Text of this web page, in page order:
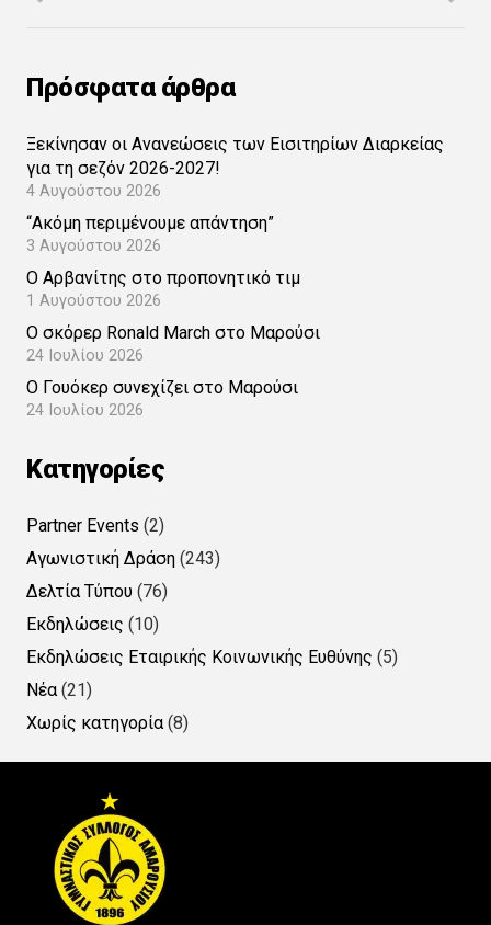
Πρόσφατα άρθρα
Ξεκίνησαν οι Ανανεώσεις των Εισιτηρίων Διαρκείας
για τη σεζόν 2026-2027!
4 Αυγούστου 2026
“Ακόμη περιμένουμε απάντηση”
3 Αυγούστου 2026
Ο Αρβανίτης στο προπονητικό τιμ
1 Αυγούστου 2026
Ο σκόρερ Ronald March στο Μαρούσι
24 Ιουλίου 2026
Ο Γουόκερ συνεχίζει στο Μαρούσι
24 Ιουλίου 2026
Kατηγορίες
Partner Events (2)
Αγωνιστική Δράση (243)
Δελτία Τύπου (76)
Εκδηλώσεις (10)
Εκδηλώσεις Εταιρικής Κοινωνικής Ευθύνης (5)
Νέα(21)
Χωρίς κατηγορία(8)